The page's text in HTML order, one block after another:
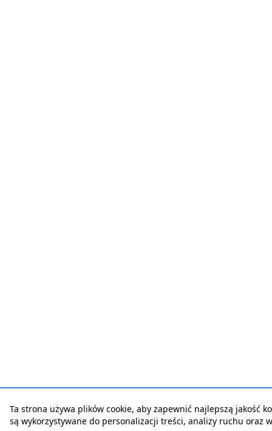
Ta strona używa plików cookie, aby zapewnić najlepszą jakość
są wykorzystywane do personalizacji treści, analizy ruchu oraz